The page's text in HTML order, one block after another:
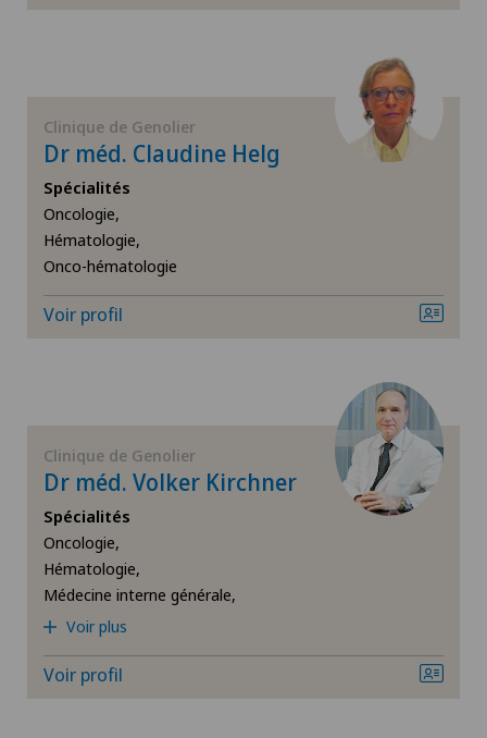
Chirurgie de la colonne vertébrale/du rachis
Chirurgie de la hanche
Chirurgie de la main
Chirurgie de la thyroïde (chirurgie endocrinienne)
Chirurgie du coude
Chirurgie du genou
Chirurgie du pied/de la cheville
Chirurgie générale
Clinique de Genolier
Dr méd. Claudine Helg
Spécialités
Oncologie,
Hématologie,
Onco-hématologie
Voir profil
Clinique de Genolier
Dr méd. Volker Kirchner
Spécialités
Oncologie,
Hématologie,
Médecine interne générale,
Voir plus
Voir profil